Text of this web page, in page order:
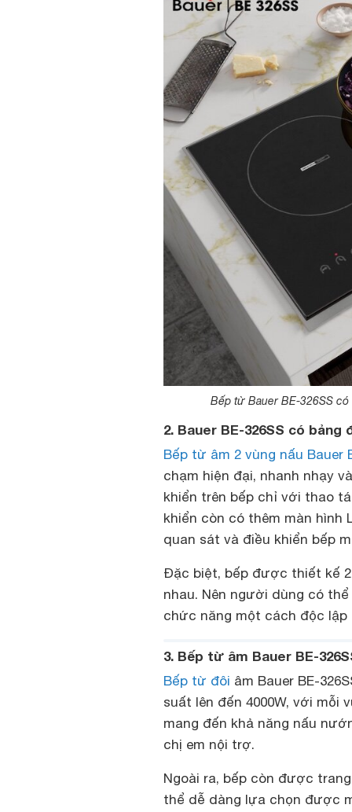
Bếp từ Bauer BE-326SS có
2. Bauer BE-326SS có
Bếp từ âm 2 vùng nấu Bauer
chạm hiện đại, nhanh nhạy
khiển trên bếp chỉ với thao
khiển còn có thêm màn hình
quan sát và điều khiển bếp
Đặc biệt, bếp được thiết kế
nhau. Nên người dùng có
chức năng một cách độc lập
3. Bếp từ âm Bauer BE-
Bếp từ đôi âm Bauer BE-
suất lên đến 4000W, với mỗi
mang đến khả năng nấu
chị em nội trợ.
Ngoài ra, bếp còn được
thể dễ dàng lựa chọn được